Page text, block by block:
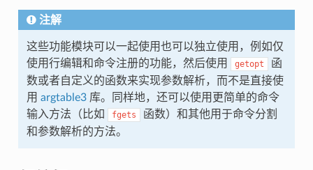
注解
这些功能模块可以一起使用也可以独立使用，例如仅
使用行编辑和命令注册的功能，然后使用
getopt
函
数或者自定义的函数来实现参数解析，而不是直接使
用 argtable3库。同样地，还可以使用更简单的命令
输入方法（比如
fgets
函数）和其他用于命令分割
和参数解析的方法。